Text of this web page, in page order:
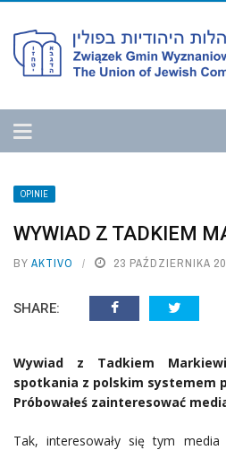
OPINIE
WYWIAD Z TADKIEM
BY AKTIVO 23 PAŹDZIERNIKA
SHARE:
Wywiad z Tadkiem
spotkania z polskim systemem
Próbowałeś zainteresować
Tak, interesowały się tym media